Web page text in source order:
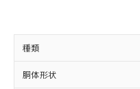
種類
胴体形状